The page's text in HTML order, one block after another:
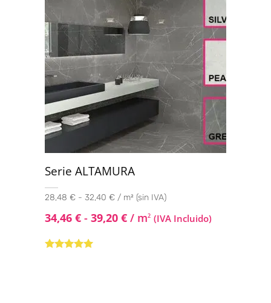
Serie ALTAMURA
28,48 € - 32,40 € / m² (sin IVA)
34,46 € - 39,20 € / m2 (IVA Incluido)